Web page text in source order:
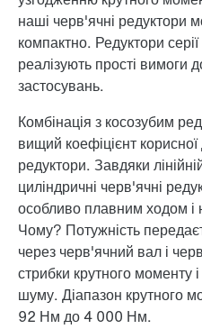
наші черв'ячні редуктори
компактно. Редуктори
реалізують прості
застосувань.
Комбінація з косозубим
вищий коефіцієнт корисної
редуктори. Завдяки
циліндричні черв'ячні
особливо плавним ходом
Чому? Потужність
через черв'ячний вал і
стрибки крутного моменту
шуму. Діапазон крутного
92 Нм до 4 000 Нм.